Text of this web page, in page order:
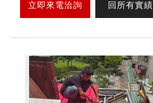
立即來電洽詢 回所有實績